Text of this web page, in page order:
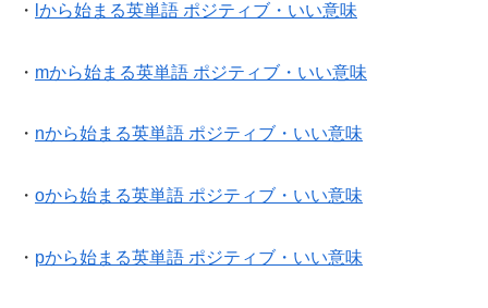
・ lから始まる英単語 ポジティブ・いい意味
・ mから始まる英単語 ポジティブ・いい意味
・ nから始まる英単語 ポジティブ・いい意味
・ oから始まる英単語 ポジティブ・いい意味
・ pから始まる英単語 ポジティブ・いい意味